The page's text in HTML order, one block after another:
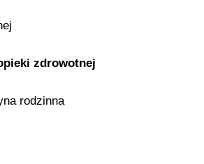
zdrowotnej
rodzinna